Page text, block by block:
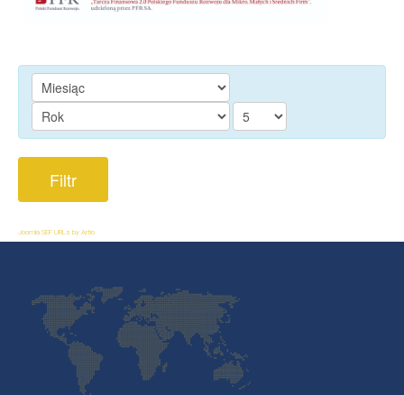
Filtr
Joomla SEF URLs by Artio